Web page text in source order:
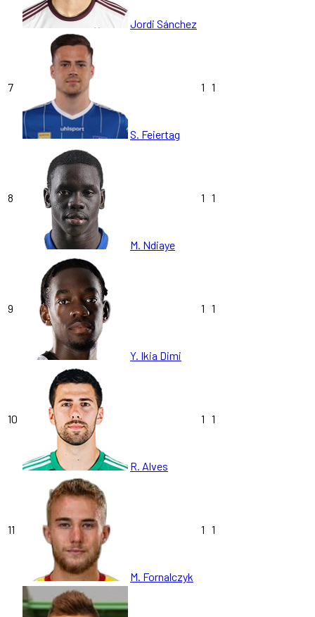
Jordi Sánchez
7
S. Feiertag
1 1
8
M. Ndiaye
1 1
9
Y. Ikia Dimi
1 1
10
R. Alves
1 1
11
M. Fornalczyk
1 1